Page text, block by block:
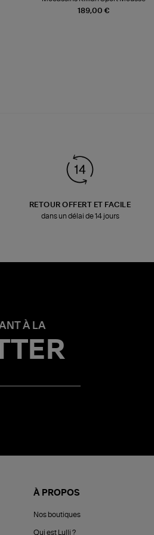
189,00 €
RETOUR OFFERT ET FACILE
dans un délai de 14 jours
À LA
À PROPOS
Nos boutiques
Qui est Lulli ?